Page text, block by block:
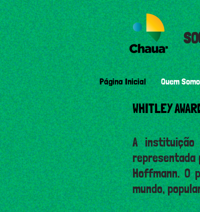
Página Inicial Quem
WHITLEY
A instituição
representada
Hoffmann. O
mundo,